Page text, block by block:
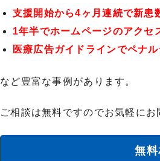
支援開始から4ヶ月連続で新患
1年半でホームページのアクセ
医療広告ガイドラインでペナ
など豊富な事例があります。
ご相談は無料ですのでお気軽にお
無